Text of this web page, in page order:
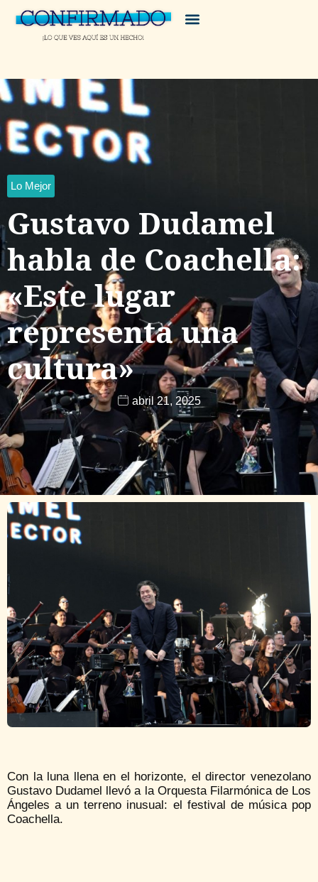
Lo Mejor
Gustavo Dudamel
habla de Coachella:
«Este lugar
representa una
cultura»
abril 21, 2025
Con la luna llena en el horizonte, el director venezolano
Gustavo Dudamel llevó a la Orquesta Filarmónica de Los
Ángeles a un terreno inusual: el festival de música pop
Coachella.